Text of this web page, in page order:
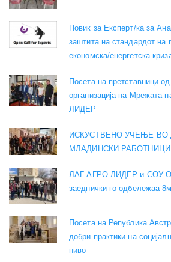
Повик за Експерт/ка за
заштита на стандардот на
економска/енергетска
Посета на претставници
организација на
ЛИДЕР
ИСКУСТВЕНО УЧЕЊЕ
МЛАДИНСКИ РАБОТНИЦИ
ЛАГ АГРО ЛИДЕР и СОУ
заеднички го одбележаа
Посета на Република
добри практики на
ниво